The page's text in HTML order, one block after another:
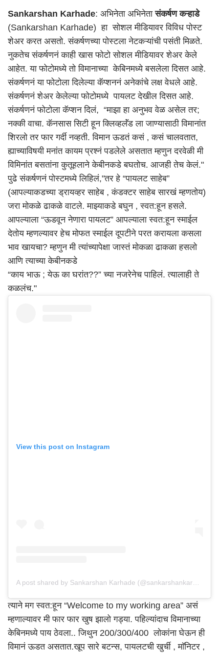
Sankarshan Karhade: अभिनेता अभिनेतासंकर्षण कऱ्हाडे
(Sankarshan Karhade) हा सोशल मीडियावर विविध पोस्ट
शेअर करत असतो. संकर्षणच्या पोस्टला नेटकऱ्यांची पसंती मिळते.
नुकतेच संकर्षणनं काही खास फोटो सोशल मीडियावर शेअर केले
आहेत. या फोटोमध्ये तो विमानाच्या केबिनमध्ये बसलेला दिसत आहे.
संकर्षणनं या फोटोला दिलेल्या कॅप्शननं अनेकांचे लक्ष वेधले आहे.
संकर्षणनं शेअर केलेल्या फोटोमध्ये पायलट देखील दिसत आहे.
संकर्षणनं फोटोला कॅप्शन दिलं, “माझा हा अनुभव वेळ असेल तर;
नक्की वाचा. कॅनसास सिटी हून क्लिव्हलॅंड ला जाण्यासाठी विमानांत
शिरलो तर फार गर्दी नव्हती. विमान ऊडतं कसं , कसं चालवतात,
ह्याच्याविषयी मनांत कायम प्रश्नं पडलेले असतात म्हणुन दरवेळी मी
विमिनांत बसतांना कुतूहलाने केबीनकडे बघतोच. आजही तेच केलं."
पुढे संकर्षणनं पोस्टमध्ये लिहिलं,"तर हे “पायलट साहेब”
(आपल्याकडच्या ड्रायव्हर साहेब , कंडक्टर साहेब सारखं म्हणतोय)
जरा मोकळे ढाकळे वाटले. माझ्याकडे बघुन , स्वत:हून हसले.
आपल्याला “ऊडवून नेणारा पायलट” आपल्याला स्वत:हून स्माईल
देतोय म्हणल्यावर हेच मोफत स्माईल दूपटीने परत करायला कसला
भाव खायचा? म्हणुन मी त्यांच्यापेक्षा जास्तं मोकळा ढाकळा हसलो
आणि त्याच्या केबीनकडे
“काय भाऊ ; येऊ का घरांत??” च्या नजरेनेच पाहिलं. त्यालाही ते
कळलंच."
View this post on Instagram
त्याने मग स्वत:हून “Welcome to my working area” असं
म्हणाल्यावर मी फार फार खुष झालो गड्या. पहिल्यांदाच विमानाच्या
केबिनमध्ये पाय ठेवला.. जिथुन 200/300/400 लोकांना घेऊन ही
विमानं ऊडत असतात.खूप सारे बटन्स, पायलटची खुर्ची , माॅनिटर ,